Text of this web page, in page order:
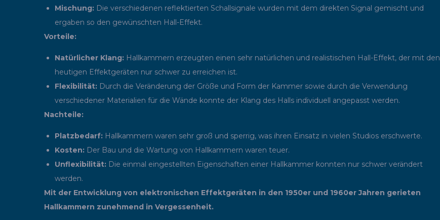
Mischung: Die verschiedenen reflektierten Schallsignale wurden mit dem direkten Signal gemischt und
ergaben so den gewünschten Hall-Effekt.
Vorteile:
Natürlicher Klang: Hallkammern erzeugten einen sehr natürlichen und realistischen Hall-Effekt, der mit den
heutigen Effektgeräten nur schwer zu erreichen ist.
Flexibilität: Durch die Veränderung der Größe und Form der Kammer sowie durch die Verwendung
verschiedener Materialien für die Wände konnte der Klang des Halls individuell angepasst werden.
Nachteile:
Platzbedarf: Hallkammern waren sehr groß und sperrig, was ihren Einsatz in vielen Studios erschwerte.
Kosten: Der Bau und die Wartung von Hallkammern waren teuer.
Unflexibilität: Die einmal eingestellten Eigenschaften einer Hallkammer konnten nur schwer verändert
werden.
Mit der Entwicklung von elektronischen Effektgeräten in den 1950er und 1960er Jahren gerieten
Hallkammern zunehmend in Vergessenheit.